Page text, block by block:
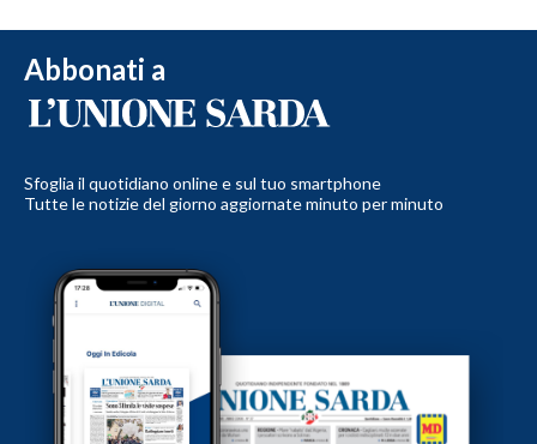
Abbonati a
Sfoglia il quotidiano online e sul tuo smartphone
Tutte le notizie del giorno aggiornate minuto per minuto